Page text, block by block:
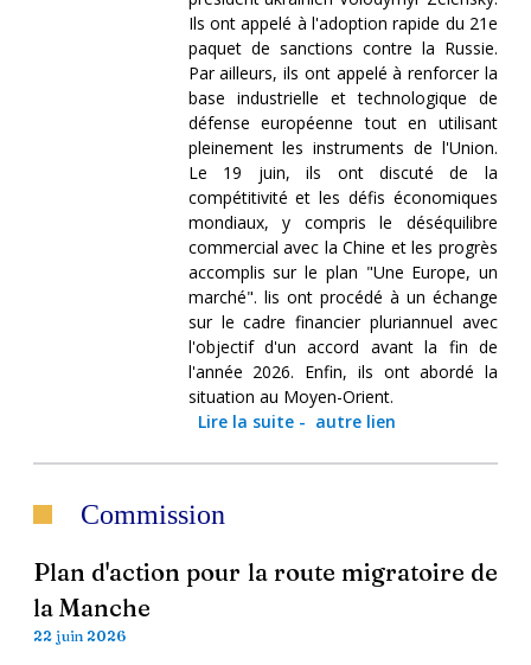
Ils ont appelé à l'adoption rapide du 21e
paquet de sanctions contre la Russie.
Par ailleurs, ils ont appelé à renforcer la
base industrielle et technologique de
défense européenne tout en utilisant
pleinement les instruments de l'Union.
Le 19 juin, ils ont discuté de la
compétitivité et les défis économiques
mondiaux, y compris le déséquilibre
commercial avec la Chine et les progrès
accomplis sur le plan "Une Europe, un
marché". lis ont procédé à un échange
sur le cadre financier pluriannuel avec
l'objectif d'un accord avant la fin de
l'année 2026. Enfin, ils ont abordé la
situation au Moyen-Orient.
Lire la suite- autre lien
Commission
Plan d'action pour la route migratoire de
la Manche
22 juin 2026